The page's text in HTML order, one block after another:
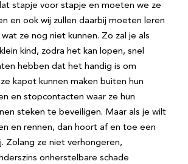
stapje voor stapje en moeten we ze
en ook wij zullen daarbij moeten leren
ze nog niet kunnen. Zo zal je als
kind, zodra het kan lopen, snel
hebben dat het handig is om
kapot kunnen maken buiten hun
en stopcontacten waar ze hun
steken te beveiligen. Maar als je wilt
en rennen, dan hoort af en toe een
Zolang ze niet verhongeren,
onherstelbare schade